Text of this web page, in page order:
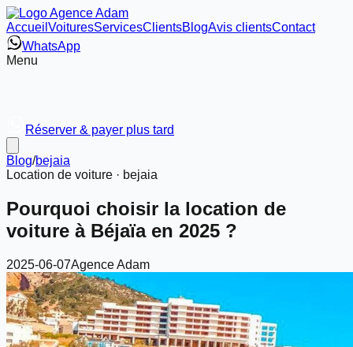
Accueil VoituresServicesClientsBlogAvis clientsContact
WhatsApp
Menu
Réserver & payer plus tard
Blog/bejaia
Location de voiture · bejaia
Pourquoi choisir la location de
voiture à Béjaïa en 2025 ?
2025-06-07Agence Adam